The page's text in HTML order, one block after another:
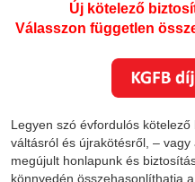
Új kötelező
Válasszon független
Legyen szó évfordulós
váltásról és újrakötésről, – vagy
megújult honlapunk és
könnyedén összehasonlíthatja